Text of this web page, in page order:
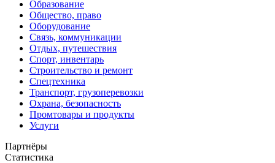
Образование
Общество, право
Оборудование
Связь, коммуникации
Отдых, путешествия
Спорт, инвентарь
Строительство и ремонт
Спецтехника
Транспорт, грузоперевозки
Охрана, безопасность
Промтовары и продукты
Услуги
Партнёры
Статистика